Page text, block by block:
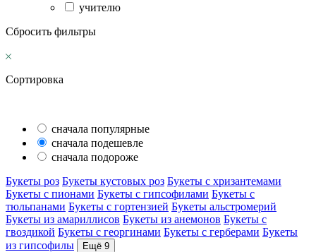
учителю
Сбросить фильтры
Сортировка
сначала популярные
сначала подешевле
сначала подороже
Букеты роз Букеты кустовых роз Букеты с хризантемами
Букеты с пионами Букеты с гипсофилами Букеты с
тюльпанами Букеты с гортензией Букеты альстромерий
Букеты из амариллисов Букеты из анемонов Букеты с
гвоздикой Букеты с георгинами Букеты с герберами Букеты
из гипсофилы
Ещё 9